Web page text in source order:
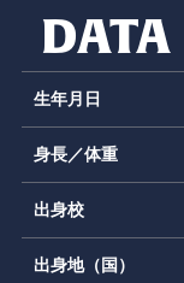
DATA
生年月日
身長／体重
出身校
出身地（国）